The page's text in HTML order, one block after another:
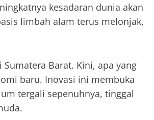
kesadaran dunia akan
limbah alam terus melonjak,
Barat. Kini, apa yang
baru. Inovasi ini membuka
tergali sepenuhnya, tinggal